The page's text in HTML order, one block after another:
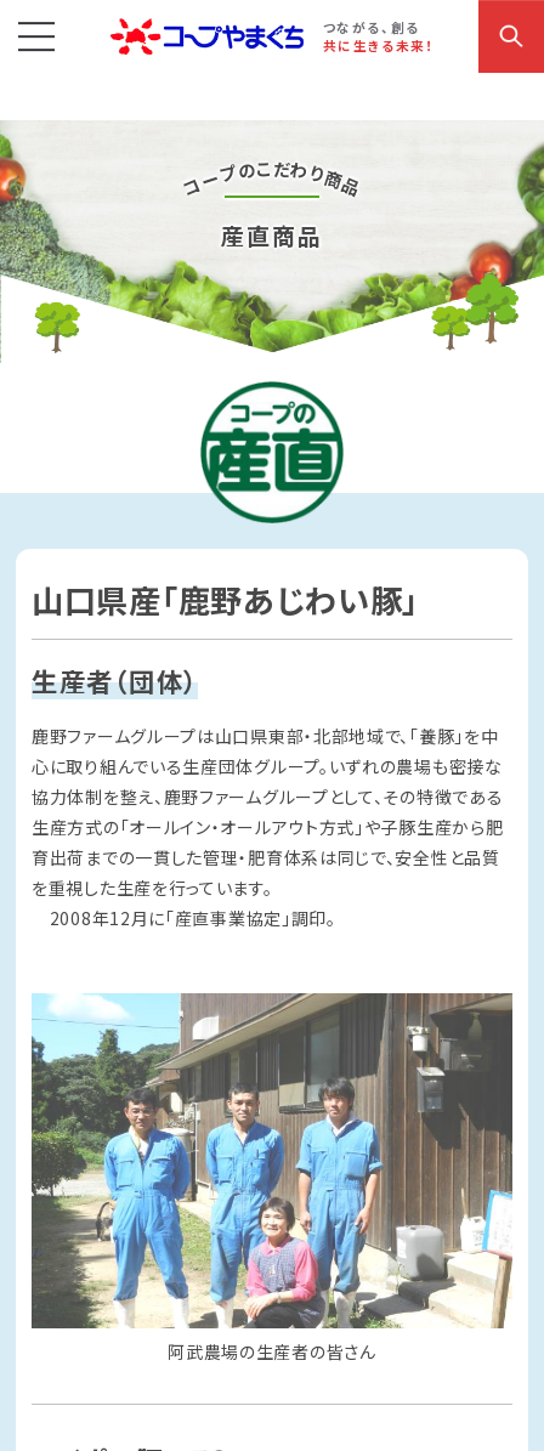
つながる、創る
共に生きる未来！
コープやまぐち お買い物・サービス こだわり商品 参加・イベント情報
コープのこだわり商品
産直商品
山口県産「鹿野あじわい豚」
生産者（団体）
鹿野ファームグループは山口県東部・北部地域で、「養豚」を中
心に取り組んでいる生産団体グループ。いずれの農場も密接な
協力体制を整え、鹿野ファームグループとして、その特徴である
生産方式の「オールイン・オールアウト方式」や子豚生産から肥
育出荷までの一貫した管理・肥育体系は同じで、安全性と品質
を重視した生産を行っています。
2008年12月に「産直事業協定」調印。
阿武農場の生産者の皆さん